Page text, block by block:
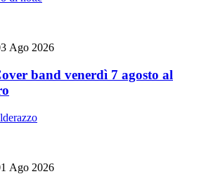
Ago 2026
band venerdì 7 agosto al
Ago 2026